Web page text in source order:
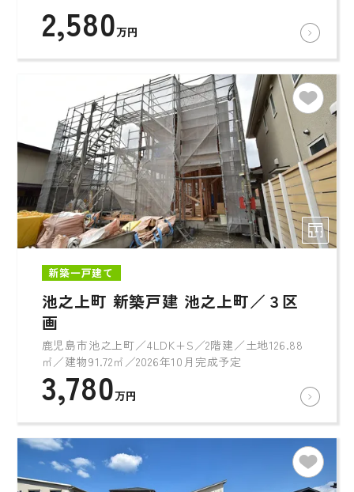
2,580万円
新築一戸建て
池之上町 新築戸建 池之上町／３区
画
鹿児島市池之上町／4LDK+S／2階建／土地126.88
㎡／建物91.72㎡／2026年10月完成予定
3,780万円